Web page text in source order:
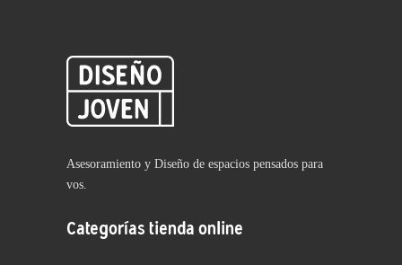
Asesoramiento y Diseño de espacios pensados para
vos.
Categorías tienda online